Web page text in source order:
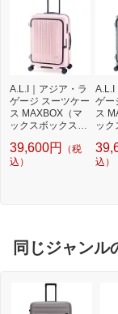
A.L.I｜アジア・ラ
ゲージ スーツケー
ス MAXBOX（マ
ックスボックス）
拡張タイプ 70L/拡
張時78L 旅行目
39,600円
（税
込）
A.L.I
ゲー
ス
ック
拡張
張時
込）
同じジャンル